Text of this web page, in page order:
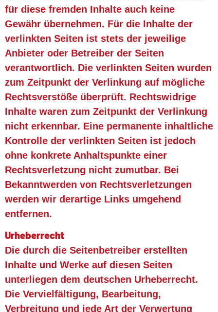
für diese fremden Inhalte auch keine
Gewähr übernehmen. Für die Inhalte der
verlinkten Seiten ist stets der jeweilige
Anbieter oder Betreiber der Seiten
verantwortlich. Die verlinkten Seiten wurden
zum Zeitpunkt der Verlinkung auf mögliche
Rechtsverstöße überprüft. Rechtswidrige
Inhalte waren zum Zeitpunkt der Verlinkung
nicht erkennbar. Eine permanente inhaltliche
Kontrolle der verlinkten Seiten ist jedoch
ohne konkrete Anhaltspunkte einer
Rechtsverletzung nicht zumutbar. Bei
Bekanntwerden von Rechtsverletzungen
werden wir derartige Links umgehend
entfernen. ​
Urheberrecht
Die durch die Seitenbetreiber erstellten
Inhalte und Werke auf diesen Seiten
unterliegen dem deutschen Urheberrecht.
Die Vervielfältigung, Bearbeitung,
Verbreitung und jede Art der Verwertung